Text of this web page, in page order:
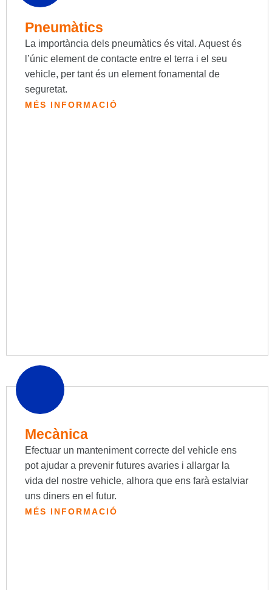
Pneumàtics
La importància dels pneumàtics és vital. Aquest és
l’únic element de contacte entre el terra i el seu
vehicle, per tant és un element fonamental de
seguretat.
MÉS INFORMACIÓ
Mecànica
Efectuar un manteniment correcte del vehicle ens
pot ajudar a prevenir futures avaries i allargar la
vida del nostre vehicle, alhora que ens farà estalviar
uns diners en el futur.
MÉS INFORMACIÓ